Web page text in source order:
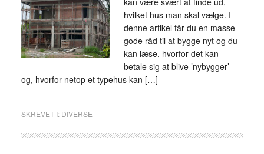
hvilket hus man skal vælge. I
denne artikel får du en masse
gode råd til at bygge nyt og du
kan læse, hvorfor det kan
betale sig at blive ’nybygger’
og, hvorfor netop et typehus kan […]
SKREVET I: DIVERSE